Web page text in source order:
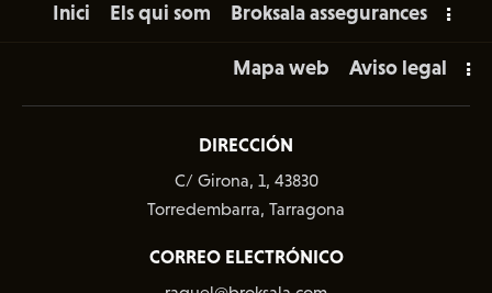
Inici Els qui som Broksala assegurances
Mapa web Aviso legal
DIRECCIÓN
C/ Girona, 1, 43830
Torredembarra, Tarragona
CORREO ELECTRÓNICO